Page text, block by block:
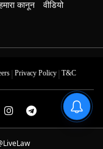
कानून वीडियो
| Privacy Policy| T&C